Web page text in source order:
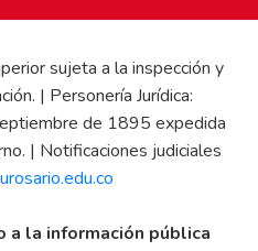
sujeta a la inspección y
| Personería Jurídica:
de 1895 expedida
| Notificaciones judiciales
a la información pública